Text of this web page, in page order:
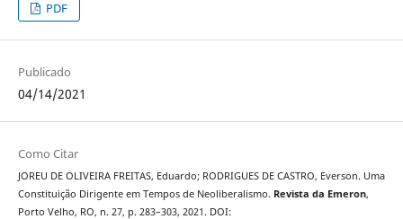
PDF
Publicado
04/14/2021
Como Citar
JOREU DE OLIVEIRA FREITAS, Eduardo; RODRIGUES DE CASTRO, Everson. Uma
Constituição Dirigente em Tempos de Neoliberalismo. Revista da Emeron,
Porto Velho, RO, n. 27, p. 283–303, 2021. DOI: